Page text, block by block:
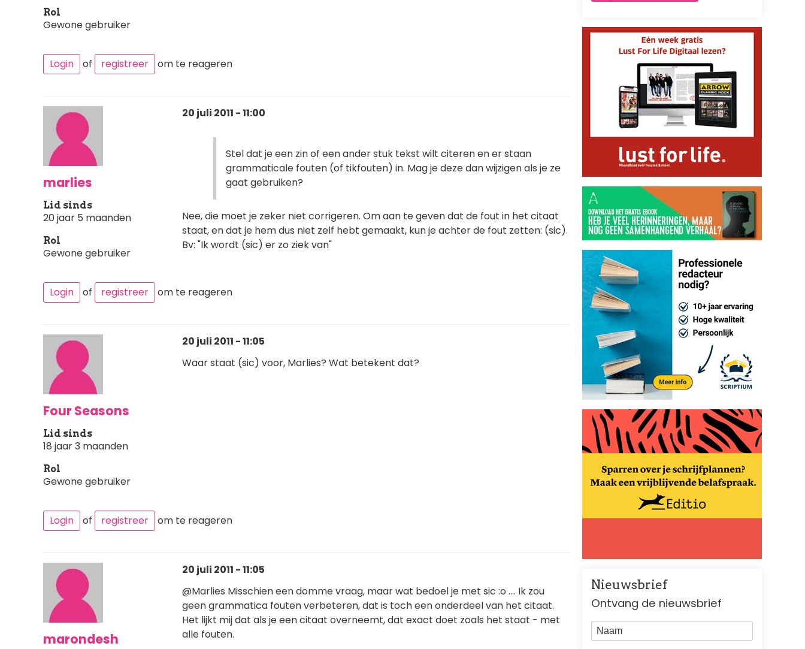
Rol
Gewone gebruiker
Login of registreer om te reageren
marlies
Lid sinds
20 jaar 5 maanden
Rol
Gewone gebruiker
20 juli 2011 - 11:00
Stel dat je een zin of een ander stuk tekst wilt citeren en er staan
grammaticale fouten (of tikfouten) in. Mag je deze dan wijzigen als je ze
gaat gebruiken?
Nee, die moet je zeker niet corrigeren. Om aan te geven dat de fout in het citaat
staat, en dat je hem dus niet zelf hebt gemaakt, kun je achter de fout zetten: (sic).
Bv: "Ik wordt (sic) er zo ziek van"
Login of registreer om te reageren
Four Seasons
Lid sinds
18 jaar 3 maanden
Rol
Gewone gebruiker
20 juli 2011 - 11:05
Waar staat (sic) voor, Marlies? Wat betekent dat?
Login of registreer om te reageren
marondesh
20 juli 2011 - 11:05
@Marlies Misschien een domme vraag, maar wat bedoel je met sic :o .... Ik zou
geen grammatica fouten verbeteren, dat is toch een onderdeel van het citaat.
Het lijkt mij dat als je een citaat overneemt, dat exact doet zoals het staat - met
alle fouten.
Nieuwsbrief
Ontvang de nieuwsbrief
Naam